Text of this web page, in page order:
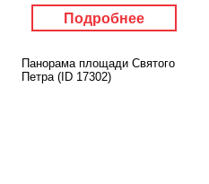
Подробнее
Панорама площади Святого
Петра (ID 17302)